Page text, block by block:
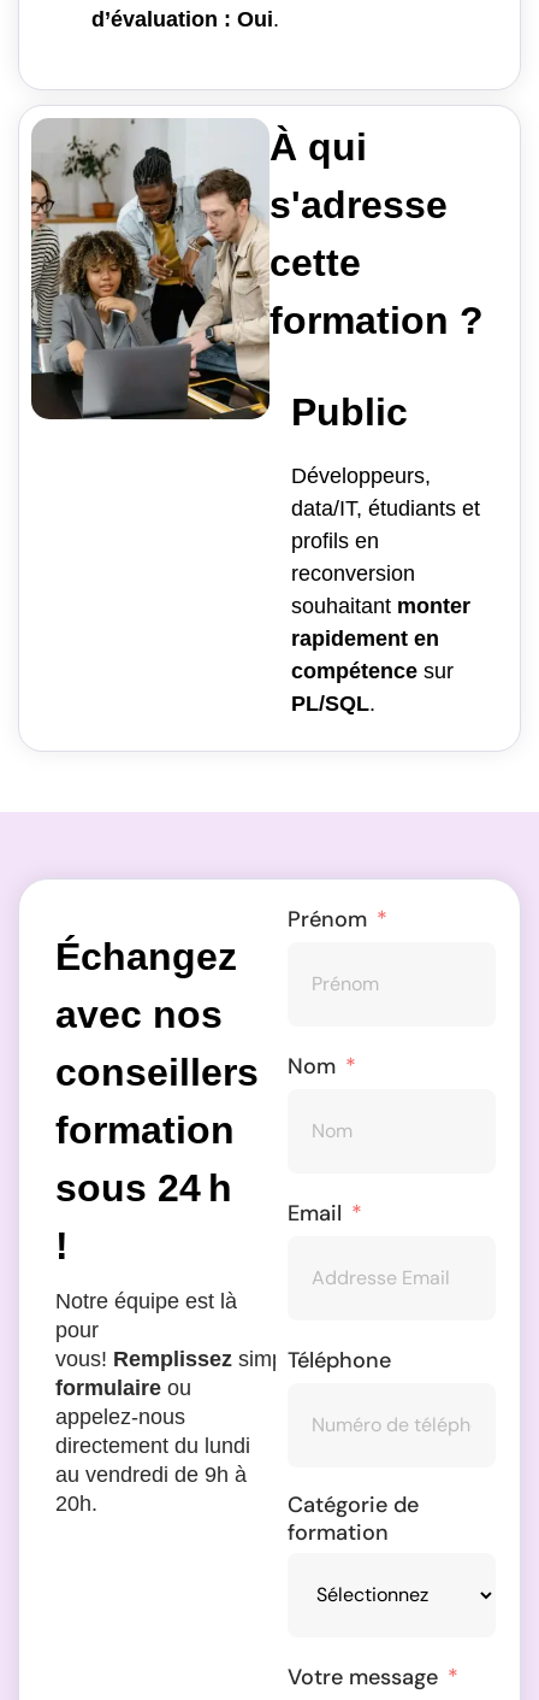
d’évaluation : Oui.
À qui
s'adresse
cette
formation ?
Public
Développeurs,
data/IT, étudiants et
profils en
reconversion
souhaitant monter
rapidement en
compétencesur
PL/SQL.
Échangez
avec nos
conseillers
formation
sous 24 h
!
Notre équipe est là
pour
vous! Remplissez simplementle
formulaire ou
appelez-nous
directement du lundi
au vendredi de 9h à
20h.
Prénom
Nom
Email
Téléphone
Catégorie de
formation
Votre message